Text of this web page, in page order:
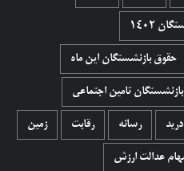
1402
حقوق بازنشستگان این ماه
تامین اجتماعی
رسانه رقابت زمین
عدالت ارزش